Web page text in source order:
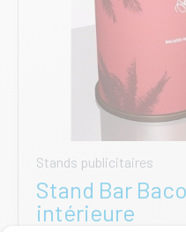
Stands publicitaires
Stand Bar
intérieure